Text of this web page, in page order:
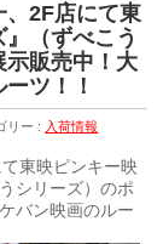
、2F店にて東
（ずべこう
示販売中！大
ツ！！
リー : 入荷情報
東映ピンキー映
シリーズ）のポ
バン映画のルー